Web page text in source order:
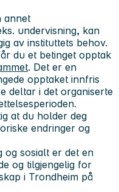
annet
undervisning, kan
av instituttets behov.
du et betinget opptak
. Det er en
opptaket innfris
deltar i det organiserte
at du holder deg
endringer og
og sosialt er det en
og tilgjengelig for
i Trondheim på